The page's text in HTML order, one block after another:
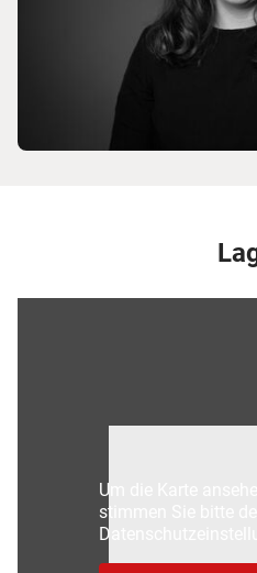
Um die Karte
stimmen Sie bitte den